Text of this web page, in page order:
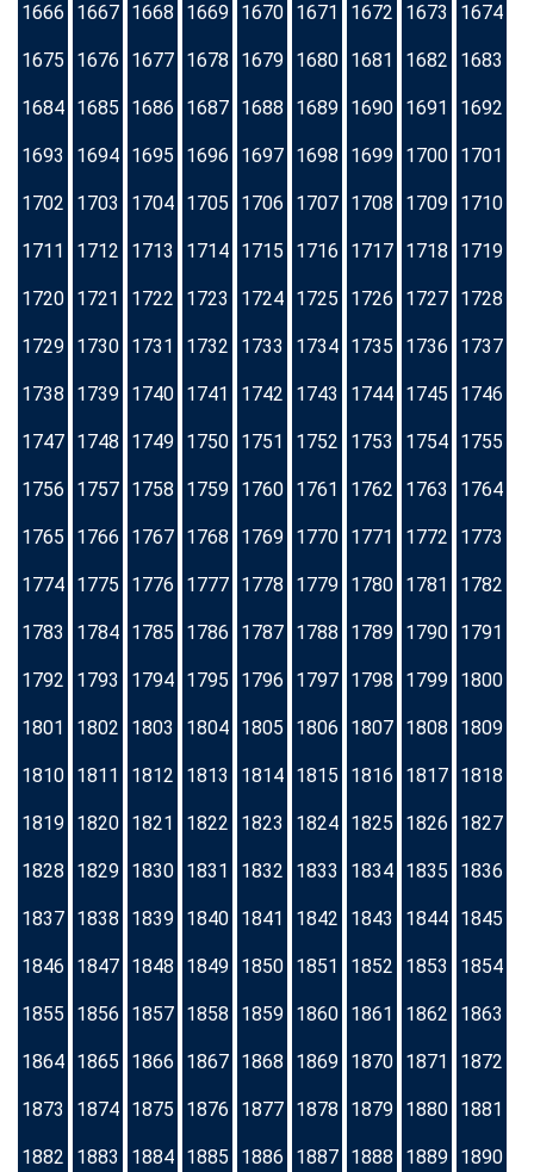
1666 1667 1668 1669 1670 1671 1672 1673 1674
1675 1676 1677 1678 1679 1680 1681 1682 1683
1684 1685 1686 1687 1688 1689 1690 1691 1692
1693 1694 1695 1696 1697 1698 1699 1700 1701
1702 1703 1704 1705 1706 1707 1708 1709 1710
1711 1712 1713 1714 1715 1716 1717 1718 1719
1720 1721 1722 1723 1724 1725 1726 1727 1728
1729 1730 1731 1732 1733 1734 1735 1736 1737
1738 1739 1740 1741 1742 1743 1744 1745 1746
1747 1748 1749 1750 1751 1752 1753 1754 1755
1756 1757 1758 1759 1760 1761 1762 1763 1764
1765 1766 1767 1768 1769 1770 1771 1772 1773
1774 1775 1776 1777 1778 1779 1780 1781 1782
1783 1784 1785 1786 1787 1788 1789 1790 1791
1792 1793 1794 1795 1796 1797 1798 1799 1800
1801 1802 1803 1804 1805 1806 1807 1808 1809
1810 1811 1812 1813 1814 1815 1816 1817 1818
1819 1820 1821 1822 1823 1824 1825 1826 1827
1828 1829 1830 1831 1832 1833 1834 1835 1836
1837 1838 1839 1840 1841 1842 1843 1844 1845
1846 1847 1848 1849 1850 1851 1852 1853 1854
1855 1856 1857 1858 1859 1860 1861 1862 1863
1864 1865 1866 1867 1868 1869 1870 1871 1872
1873 1874 1875 1876 1877 1878 1879 1880 1881
1882 1883 1884 1885 1886 1887 1888 1889 1890